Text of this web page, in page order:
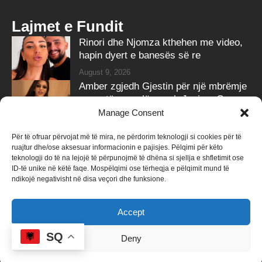
Manage Consent
Për të ofruar përvojat më të mira, ne përdorim teknologji si cookies për të
ruajtur dhe/ose aksesuar informacionin e pajisjes. Pëlqimi për këto
teknologji do të na lejojë të përpunojmë të dhëna si sjellja e shfletimit ose
ID-të unike në këtë faqe. Mospëlqimi ose tërheqja e pëlqimit mund të
ndikojë negativisht në disa veçori dhe funksione.
Accept
Deny
Lajmet e Fundit
Rinori dhe Njomza kthehen me video,
hapin dyert e banesës së re
August 9, 2026
Amber zgjedh Gjestin për një mbrëmje
me gotë vere, lë anash Jozin e G-
Banin
Follow Us
258kFollowers 415k Followers
Subscribers
Subscribe
SQ